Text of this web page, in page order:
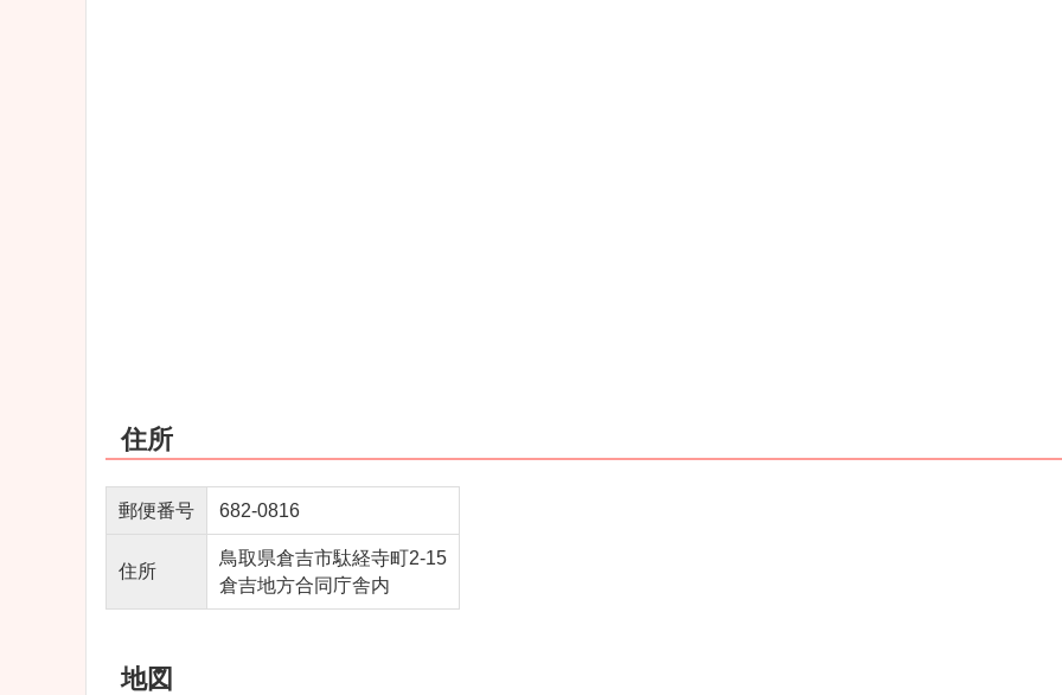
住所
郵便番号 682-0816
住所
鳥取県倉吉市駄経寺町2-15
倉吉地方合同庁舎内
地図